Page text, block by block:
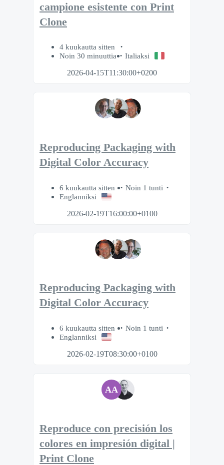
campione esistente con Print
Clone
4 kuukautta sitten
Noin 30 minuuttia
Italiaksi
2026-04-15T11:30:00+0200
Reproducing Packaging with
Digital Color Accuracy
6 kuukautta sitten
Noin 1 tunti
Englanniksi
2026-02-19T16:00:00+0100
Reproducing Packaging with
Digital Color Accuracy
6 kuukautta sitten
Noin 1 tunti
Englanniksi
2026-02-19T08:30:00+0100
AA
Reproduce con precisión los
colores en impresión digital |
Print Clone